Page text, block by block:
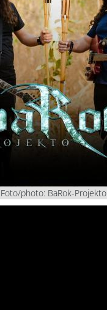
Foto/photo: BaRok-Projekto